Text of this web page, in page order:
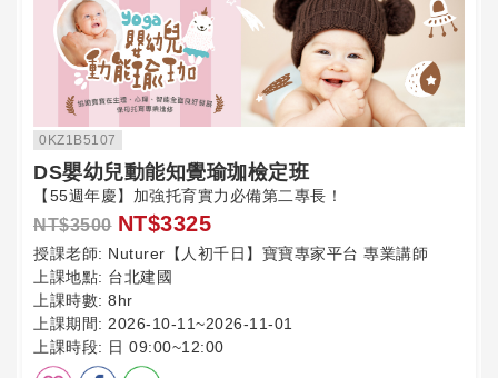
0KZ1B5107
DS嬰幼兒動能知覺瑜珈檢定班
【55週年慶】加強托育實力必備第二專長！
NT$3500 NT$3325
授課老師: Nuturer【人初千日】寶寶專家平台 專業講師
上課地點: 台北建國
上課時數: 8hr
上課期間: 2026-10-11~2026-11-01
上課時段: 日 09:00~12:00